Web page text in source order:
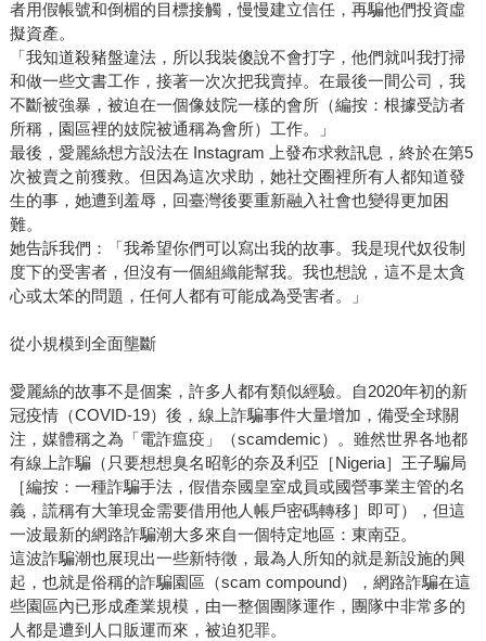
者用假帳號和倒楣的目標接觸，慢慢建立信任，再騙他們投資虛
擬資產。
「我知道殺豬盤違法，所以我裝傻說不會打字，他們就叫我打掃
和做一些文書工作，接著一次次把我賣掉。在最後一間公司，我
不斷被強暴，被迫在一個像妓院一樣的會所（編按：根據受訪者
所稱，園區裡的妓院被通稱為會所）工作。」
最後，愛麗絲想方設法在 Instagram 上發布求救訊息，終於在第5
次被賣之前獲救。但因為這次求助，她社交圈裡所有人都知道發
生的事，她遭到羞辱，回臺灣後要重新融入社會也變得更加困
難。
她告訴我們：「我希望你們可以寫出我的故事。我是現代奴役制
度下的受害者，但沒有一個組織能幫我。我也想說，這不是太貪
心或太笨的問題，任何人都有可能成為受害者。」
從小規模到全面壟斷
愛麗絲的故事不是個案，許多人都有類似經驗。自2020年初的新
冠疫情（COVID-19）後，線上詐騙事件大量增加，備受全球關
注，媒體稱之為「電詐瘟疫」（scamdemic）。雖然世界各地都
有線上詐騙（只要想想臭名昭彰的奈及利亞［Nigeria］王子騙局
［編按：一種詐騙手法，假借奈國皇室成員或國營事業主管的名
義，謊稱有大筆現金需要借用他人帳戶密碼轉移］即可），但這
一波最新的網路詐騙潮大多來自一個特定地區：東南亞。
這波詐騙潮也展現出一些新特徵，最為人所知的就是新設施的興
起，也就是俗稱的詐騙園區（scam compound），網路詐騙在這
些園區內已形成產業規模，由一整個團隊運作，團隊中非常多的
人都是遭到人口販運而來，被迫犯罪。